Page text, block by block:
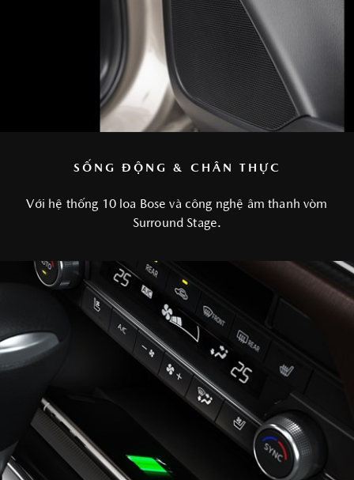
SỐNG ĐỘNG & CHÂN THỰC
Với hệ thống 10 loa Bose và công nghệ âm thanh vòm
Surround Stage.